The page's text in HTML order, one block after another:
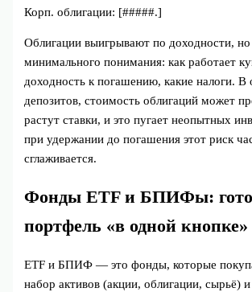
Корп. облигации: [#####.]
Облигации выигрывают по доходности,
минимального понимания: как работает
доходность к погашению, какие налоги. В
депозитов, стоимость облигаций может
растут ставки, и это пугает неопытных
при удержании до погашения этот риск
сглаживается.
Фонды ETF и БПИФы:
портфель «в одной кнопке»
ETF и БПИФ — это фонды, которые
набор активов (акции, облигации, сырьё)